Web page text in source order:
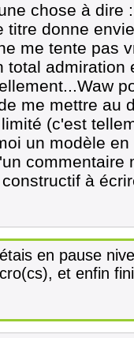
chose à dire
titre donne
me tente pas
total
me mettre au
(c'est
un modèle
à
en pause
et enfin